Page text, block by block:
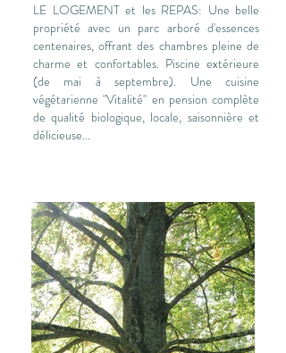
LE LOGEMENT et les REPAS: Une belle
propriété avec un parc arboré d'essences
centenaires, offrant des chambres pleine de
charme et confortables. Piscine extérieure
(de mai à septembre). Une cuisine
végétarienne "Vitalité" en pension complète
de qualité biologique, locale, saisonnière et
délicieuse...